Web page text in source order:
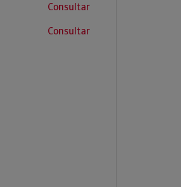
Consultar
Consultar